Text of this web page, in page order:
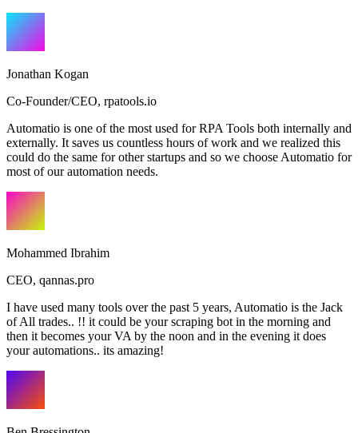
Jonathan Kogan
Co-Founder/CEO, rpatools.io
Automatio is one of the most used for RPA Tools both internally and
externally. It saves us countless hours of work and we realized this
could do the same for other startups and so we choose Automatio for
most of our automation needs.
Mohammed Ibrahim
CEO, qannas.pro
I have used many tools over the past 5 years, Automatio is the Jack
of All trades.. !! it could be your scraping bot in the morning and
then it becomes your VA by the noon and in the evening it does
your automations.. its amazing!